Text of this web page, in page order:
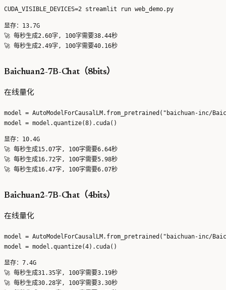
显存：13.7G
🚀 每秒生成2.60字, 100字需要38.44秒
Baichuan2-7B-Chat（8bits）
在线量化
model = AutoModelForCausalLM.from_pretrained("baichuan-inc/
显存：10.4G
🚀 每秒生成15.07字, 100字需要6.64秒
🚀 每秒生成16.72字, 100字需要5.98秒
Baichuan2-7B-Chat（4bits）
在线量化
model = AutoModelForCausalLM.from_pretrained("baichuan-inc/
显存：7.4G
🚀 每秒生成31.35字, 100字需要3.19秒
🚀 每秒生成30.28字, 100字需要3.30秒